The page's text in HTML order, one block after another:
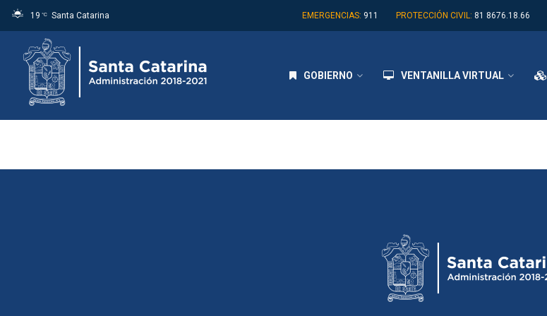
19 °C Santa Catarina EMERGENCIAS: 911 PROTECCIÓN CIVIL: 81 8676.18.66
GOBIERNO VENTANILLA VIRTUAL